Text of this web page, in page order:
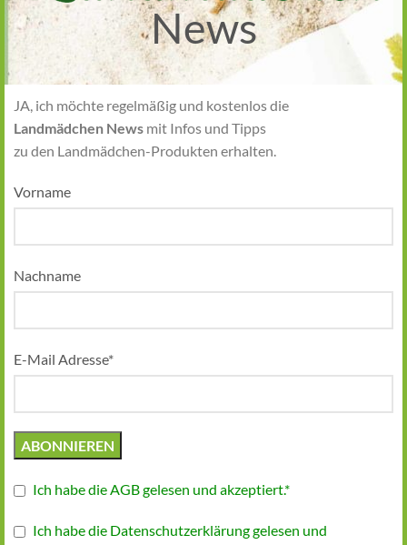
News
JA, ich möchte regelmäßig und kostenlos die
Landmädchen News mit Infos und Tipps
zu den Landmädchen-Produkten erhalten.
Vorname
Nachname
E-Mail Adresse*
Ich habe die AGB gelesen und akzeptiert.*
Ich habe die Datenschutzerklärung gelesen und